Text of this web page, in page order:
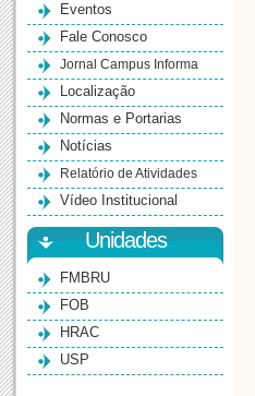
Eventos
Fale Conosco
Jornal Campus Informa
Localização
Normas e Portarias
Notícias
Relatório de Atividades
Vídeo Institucional
Unidades
FMBRU
FOB
HRAC
USP